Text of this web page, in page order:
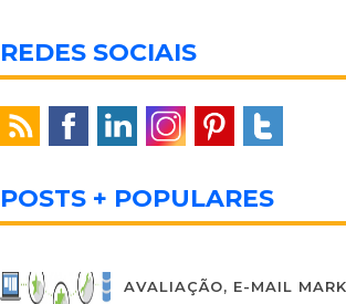
REDES SOCIAIS
POSTS + POPULARES
AVALIAÇÃO, E-MAIL